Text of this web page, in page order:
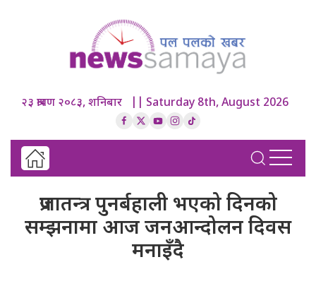
२३ श्रावण २०८३, शनिबार || Saturday 8th, August 2026
प्रजातन्त्र पुनर्बहाली भएको दिनको
सम्झनामा आज जनआन्दोलन दिवस
मनाइँदै